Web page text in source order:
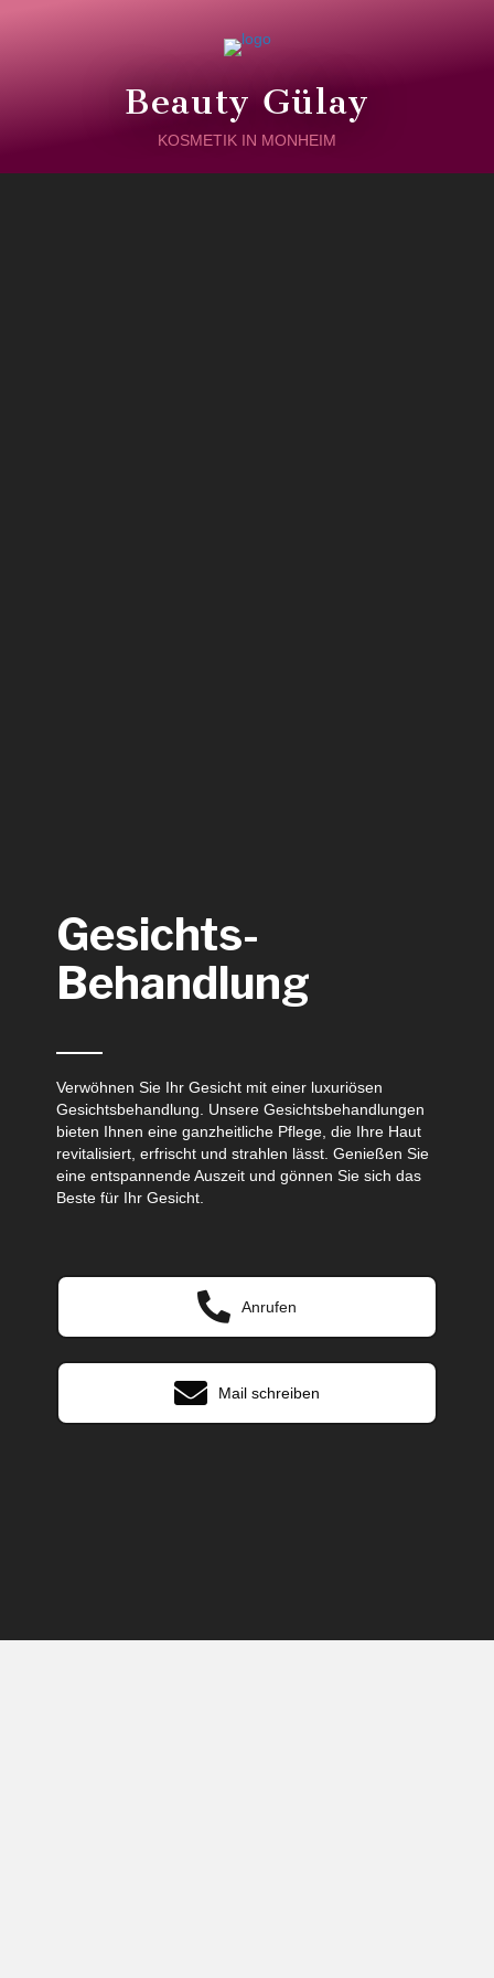
Beauty Gülay
KOSMETIK IN MONHEIM
Gesichts-
Behandlung
Verwöhnen Sie Ihr Gesicht mit einer luxuriösen
Gesichtsbehandlung. Unsere Gesichtsbehandlungen
bieten Ihnen eine ganzheitliche Pflege, die Ihre Haut
revitalisiert, erfrischt und strahlen lässt. Genießen Sie
eine entspannende Auszeit und gönnen Sie sich das
Beste für Ihr Gesicht.
Anrufen
Mail schreiben